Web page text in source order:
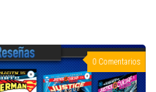
0 Comentarios